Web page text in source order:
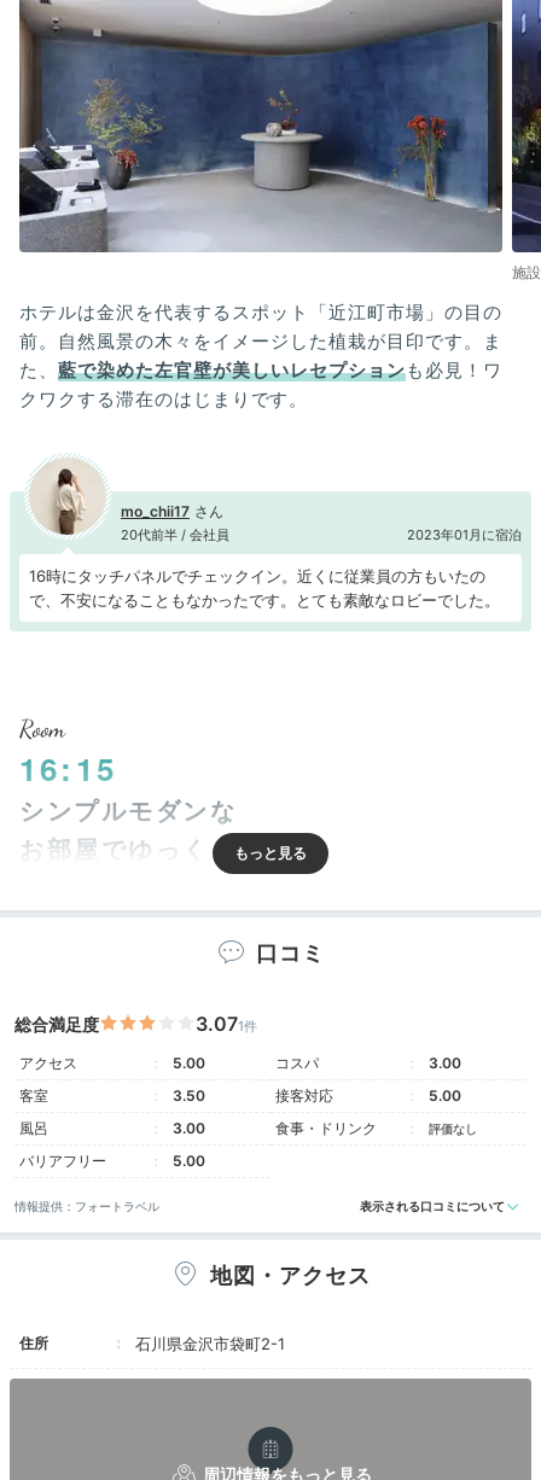
施
ホテルは金沢を代表するスポット「近江町市場」の目の
前。自然風景の木々をイメージした植栽が目印です。ま
た、藍で染めた左官壁が美しいレセプションも必見！ワ
クワクする滞在のはじまりです。
mo_chii17
20代前半 / 会社員 2023年01月に宿泊
16時にタッチパネルでチェックイン。近くに従業員の方もいたの
で、不安になることもなかったです。とても素敵なロビーでした。
Room
16:15
シンプルモダンな
お部屋でゆっくり
ジャパニーズスタイルキング
ジャパニーズスタイルキング、ツインなど旅のスタイル
に合わせて選べる全12タイプの客室。自然の素材感を
感じさせるデザインがシンプルかつおしゃれ。4名まで
開業SALEでスタンダードキングのお部屋に泊まりまし
口コミ
総合満足度 3.071件
アクセス 5.00 コスパ
3.00
客室
3.50 接客対応
5.00
風呂
3.00 食事・ドリンク 評価なし
バリアフリー 5.00
情報提供：フォートラベル 表示される口コミについて
地図・アクセス
住所 石川県金沢市袋町2-1